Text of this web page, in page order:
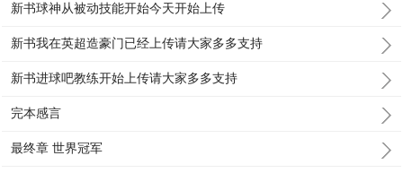
新书球神从被动技能开始今天开始上传
新书我在英超造豪门已经上传请大家多多支持
新书进球吧教练开始上传请大家多多支持
完本感言
最终章 世界冠军